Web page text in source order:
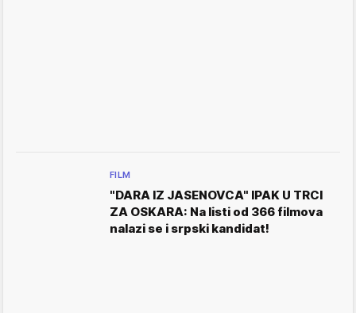
FILM
"DARA IZ JASENOVCA" IPAK U TRCI
ZA OSKARA: Na listi od 366 filmova
nalazi se i srpski kandidat!